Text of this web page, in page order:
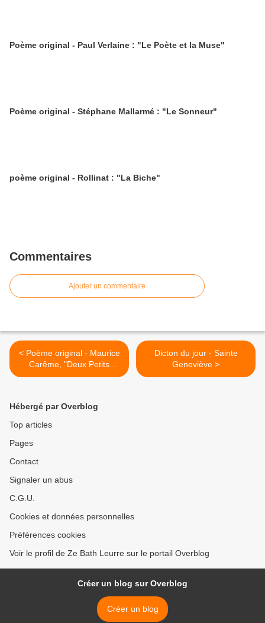
Poème original - Paul Verlaine : "Le Poète et la Muse"
Poème original - Stéphane Mallarmé : "Le Sonneur"
poème original - Rollinat : "La Biche"
Commentaires
Ajouter un commentaire
< Poème original - Maurice
Carême, "Deux Petits
Eléphants"
Dicton du jour - Sainte
Geneviève >
Hébergé par Overblog
Top articles
Pages
Contact
Signaler un abus
C.G.U.
Cookies et données personnelles
Préférences cookies
Voir le profil de Ze Bath Leurre sur le portail Overblog
Créer un blog sur Overblog
Créer un blog